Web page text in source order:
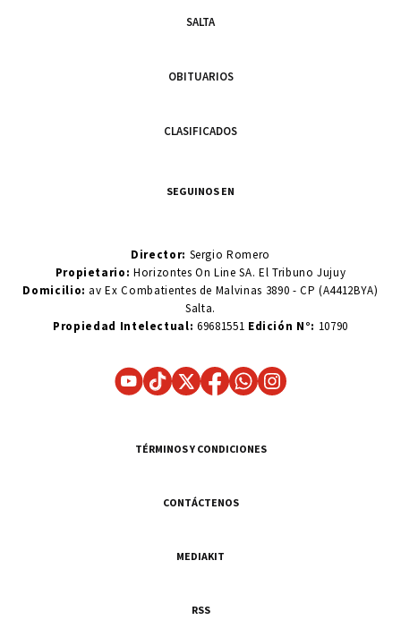
SALTA
OBITUARIOS
CLASIFICADOS
SEGUINOS EN
Director: Sergio Romero
Propietario:Horizontes On Line SA. El Tribuno Jujuy
Domicilio: av Ex Combatientes de Malvinas 3890 - CP (A4412BYA)
Salta.
Propiedad Intelectual: 69681551 Edición N°: 10790
TÉRMINOS Y CONDICIONES
CONTÁCTENOS
MEDIAKIT
RSS